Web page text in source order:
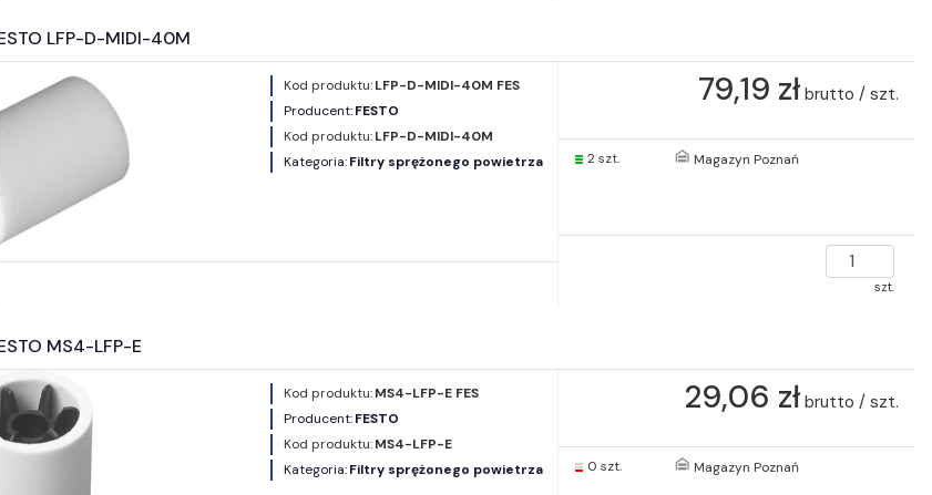
LFP-D-MIDI-40M
Kod produktu:LFP-D-MIDI-40M FES
Producent:FESTO
Kod produktu:LFP-D-MIDI-40M
Kategoria:Filtry sprężonego powietrza
79,19 zł brutto / szt.
2 szt. Magazyn Poznań
szt.
MS4-LFP-E
Kod produktu:MS4-LFP-E FES
Producent:FESTO
Kod produktu:MS4-LFP-E
Kategoria:Filtry sprężonego powietrza
29,06 zł brutto / szt.
0 szt. Magazyn Poznań